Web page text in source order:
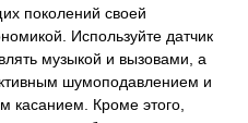
поколений своей
Используйте датчик
музыкой и вызовами, а
шумоподавлением и
касанием. Кроме этого,